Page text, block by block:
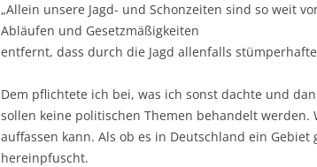
„Allein unsere Jagd- und Schonzeiten sind so weit
Abläufen und Gesetzmäßigkeiten
entfernt, dass durch die Jagd allenfalls
Dem pflichtete ich bei, was ich sonst dachte und
sollen keine politischen Themen behandelt werden.
auffassen kann. Als ob es in Deutschland ein
hereinpfuscht.